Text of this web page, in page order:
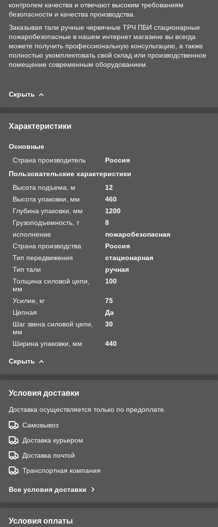
контролем качества и отвечают высоким требованиям
безопасности и качества производства.
Заказывая тали ручные червячные ТРЧ ПБИ стационарные
пожаробезопасные в нашем интернет магазине вы всегда
можете получить профессиональную консультацию, а также
полностью укомплектовать свой склад или производственное
помещение современным оборудованием.
Скрыть
Характеристики
Основные
Страна производитель
Россия
Пользовательские характеристики
Высота подъема, м
12
Высота упаковки, мм
460
Глубина упаковки, мм
1200
Грузоподъемность, т
8
исполнение
пожаробезопасная
Страна производства
Россия
Тип передвижения
стационарная
Тип тали
ручная
Толщина силовой цепи,
мм
100
Усилие, кг
75
Цепная
Да
Шаг звена силовой цепи,
мм
30
Ширина упаковки, мм 440
Скрыть
Условия доставки
Доставка осуществляется только по предоплате.
Самовывоз
Доставка курьером
Доставка почтой
Транспортная компания
Все условия доставки
Условия оплаты